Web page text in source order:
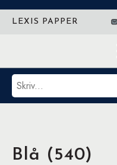
LEXIS PAPPER
Sök
Blå (540)